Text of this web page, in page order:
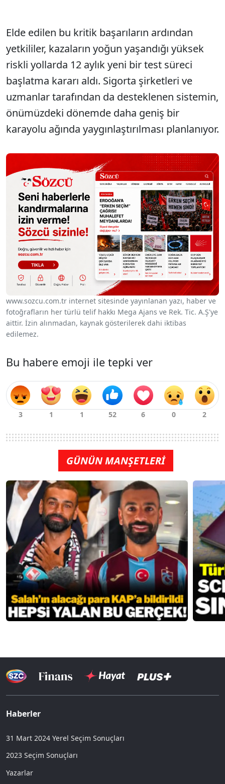
Elde edilen bu kritik başarıların ardından
yetkililer, kazaların yoğun yaşandığı yüksek
riskli yollarda 12 aylık yeni bir test süreci
başlatma kararı aldı. Sigorta şirketleri ve
uzmanlar tarafından da desteklenen sistemin,
önümüzdeki dönemde daha geniş bir
karayolu ağında yaygınlaştırılması planlanıyor.
www.sozcu.com.tr internet sitesinde yayınlanan yazı, haber ve
fotoğrafların her türlü telif hakkı Mega Ajans ve Rek. Tic. A.Ş'ye
aittir. İzin alınmadan, kaynak gösterilerek dahi iktibas
edilemez.
Bu habere emoji ile tepki ver
GÜNÜN MANŞETLERİ
Haberler
31 Mart 2024 Yerel Seçim Sonuçları
2023 Seçim Sonuçları
Yazarlar